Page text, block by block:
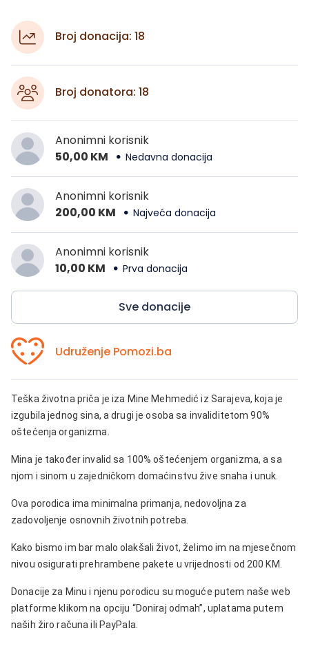
Broj donacija: 18
Broj donatora: 18
Anonimni korisnik
50,00 KM
Nedavna donacija
Anonimni korisnik
200,00 KM
Najveća donacija
Anonimni korisnik
10,00 KM
Prva donacija
Sve donacije
Udruženje Pomozi.ba
Teška životna priča je iza Mine Mehmedić iz Sarajeva, koja je
izgubila jednog sina, a drugi je osoba sa invaliditetom 90%
oštećenja organizma.
Mina je također invalid sa 100% oštećenjem organizma, a sa
njom i sinom u zajedničkom domaćinstvu žive snaha i unuk.
Ova porodica ima minimalna primanja, nedovoljna za
zadovoljenje osnovnih životnih potreba.
Kako bismo im bar malo olakšali život, želimo im na mjesečnom
nivou osigurati prehrambene pakete u vrijednosti od 200 KM.
Donacije za Minu i njenu porodicu su moguće putem naše web
platforme klikom na opciju “Doniraj odmah”, uplatama putem
naših žiro računa ili PayPala.